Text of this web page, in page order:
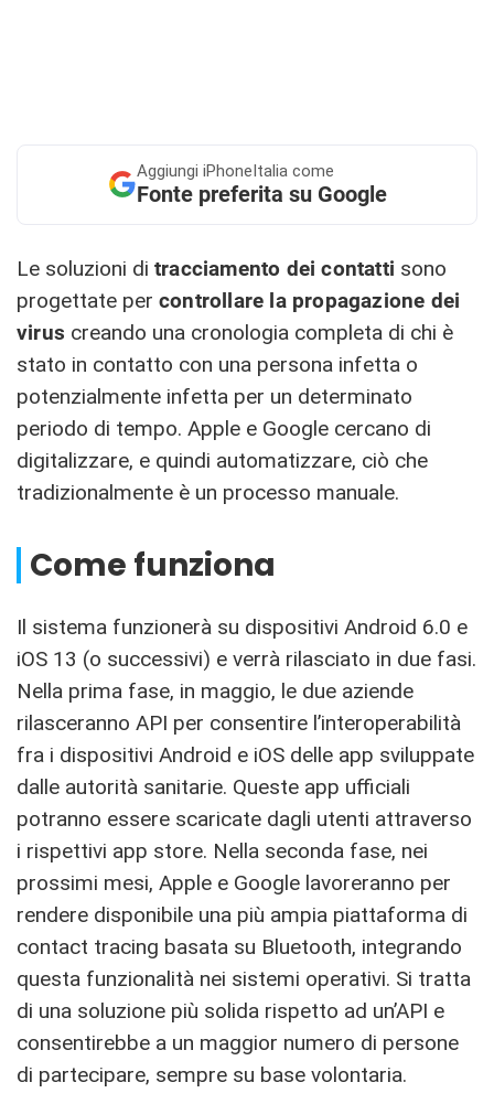
Aggiungi iPhoneItalia come
Fonte preferita su Google
Le soluzioni di tracciamento dei contatti sono
progettate per controllare la propagazione dei
virus creando una cronologia completa di chi è
stato in contatto con una persona infetta o
potenzialmente infetta per un determinato
periodo di tempo. Apple e Google cercano di
digitalizzare, e quindi automatizzare, ciò che
tradizionalmente è un processo manuale.
Come funziona
Il sistema funzionerà su dispositivi Android 6.0 e
iOS 13 (o successivi) e verrà rilasciato in due fasi.
Nella prima fase, in maggio, le due aziende
rilasceranno API per consentire l’interoperabilità
fra i dispositivi Android e iOS delle app sviluppate
dalle autorità sanitarie. Queste app ufficiali
potranno essere scaricate dagli utenti attraverso
i rispettivi app store. Nella seconda fase, nei
prossimi mesi, Apple e Google lavoreranno per
rendere disponibile una più ampia piattaforma di
contact tracing basata su Bluetooth, integrando
questa funzionalità nei sistemi operativi. Si tratta
di una soluzione più solida rispetto ad un’API e
consentirebbe a un maggior numero di persone
di partecipare, sempre su base volontaria.